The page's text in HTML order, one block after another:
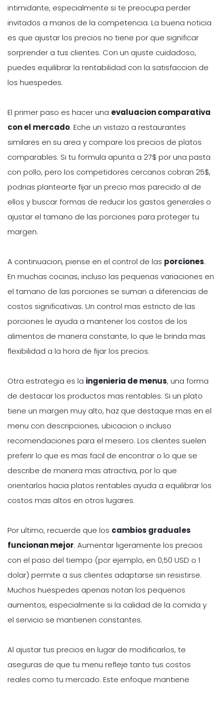
intimidante, especialmente si te preocupa perder
invitados a manos de la competencia. La buena noticia
es que ajustar los precios no tiene por que significar
sorprender a tus clientes. Con un ajuste cuidadoso,
puedes equilibrar la rentabilidad con la satisfaccion de
los huespedes.
El primer paso es hacer una evaluacion comparativa
con el mercado. Eche un vistazo a restaurantes
similares en su area y compare los precios de platos
comparables. Si tu formula apunta a 27$ por una pasta
con pollo, pero los competidores cercanos cobran 25$,
podrias plantearte fijar un precio mas parecido al de
ellos y buscar formas de reducir los gastos generales o
ajustar el tamano de las porciones para proteger tu
margen.
A continuacion, piense en el control de las porciones.
En muchas cocinas, incluso las pequenas variaciones en
el tamano de las porciones se suman a diferencias de
costos significativas. Un control mas estricto de las
porciones le ayuda a mantener los costos de los
alimentos de manera constante, lo que le brinda mas
flexibilidad a la hora de fijar los precios.
Otra estrategia es la ingenieria de menus, una forma
de destacar los productos mas rentables. Si un plato
tiene un margen muy alto, haz que destaque mas en el
menu con descripciones, ubicacion o incluso
recomendaciones para el mesero. Los clientes suelen
preferir lo que es mas facil de encontrar o lo que se
describe de manera mas atractiva, por lo que
orientarlos hacia platos rentables ayuda a equilibrar los
costos mas altos en otros lugares.
Por ultimo, recuerde que los cambios graduales
funcionan mejor. Aumentar ligeramente los precios
con el paso del tiempo (por ejemplo, en 0,50 USD o 1
dolar) permite a sus clientes adaptarse sin resistirse.
Muchos huespedes apenas notan los pequenos
aumentos, especialmente si la calidad de la comida y
el servicio se mantienen constantes.
Al ajustar tus precios en lugar de modificarlos, te
aseguras de que tu menu refleje tanto tus costos
reales como tu mercado. Este enfoque mantiene